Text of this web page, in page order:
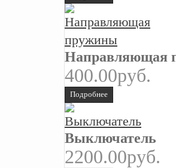
Направляющая
400.00руб.
Подробнее
Выключатель
2200.00руб.